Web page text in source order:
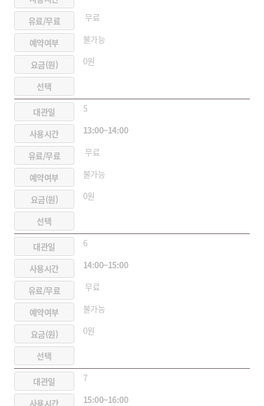
무료
불가능
0원
5
13:00~14:00
무료
불가능
0원
6
14:00~15:00
무료
불가능
0원
7
15:00~16:00